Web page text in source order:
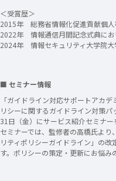
＜受賞歴＞
2015年 総務省情報化促進貢献個人
2022年 情報通信月間記念式典にお
2024年 情報セキュリティ大学院大
■ セミナー情報
「ガイドライン対応サポートアカ
リシーに関するガイドライン対策
31日（金）にサービス紹介セミナー
セミナーでは、監修者の高橋氏よ
リティポリシーガイドライン」の
す。ポリシーの策定・更新にお悩み